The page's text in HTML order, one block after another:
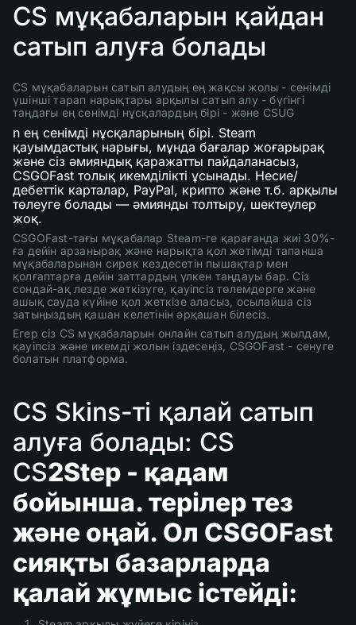
CS мұқабаларын қайдан
сатып алуға болады
CS мұқабаларын сатып алудың ең жақсы жолы - сенімді
үшінші тарап нарықтары арқылы сатып алу - бүгінгі
таңдағы ең сенімді нұсқалардың бірі - және CSUG
n ең сенімді нұсқаларының бірі. Steam
қауымдастық нарығы, мұнда бағалар жоғарырақ
және сіз әмияндық қаражатты пайдаланасыз,
CSGOFast толық икемділікті ұсынады. Несие/
дебеттік карталар, PayPal, крипто және т.б. арқылы
төлеуге болады — әмиянды толтыру, шектеулер
жоқ.
CSGOFast-тағы мұқабалар Steam-ге қарағанда жиі 30%-
ға дейін арзанырақ және нарықта қол жетімді тапанша
мұқабаларынан сирек кездесетін пышақтар мен
қолғаптарға дейін заттардың үлкен таңдауы бар. Сіз
сондай-ақ лезде жеткізуге, қауіпсіз төлемдерге және
ашық сауда күйіне қол жеткізе аласыз, осылайша сіз
затыңыздың қашан келетінін әрқашан білесіз.
Егер сіз CS мұқабаларын онлайн сатып алудың жылдам,
қауіпсіз және икемді жолын іздесеңіз, CSGOFast - сенуге
болатын платформа.
CS Skins-ті қалай сатып
алуға болады: CS
CS2Step - қадам
бойынша. терілер тез
және оңай. Ол CSGOFast
сияқты базарларда
қалай жұмыс істейді: